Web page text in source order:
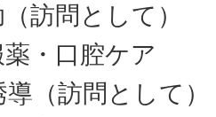
訪問として）
・口腔ケア
（訪問として）